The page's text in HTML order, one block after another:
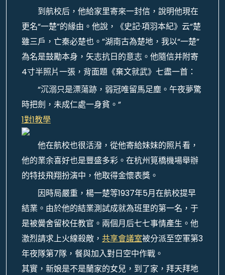
到航校后，他給家里寄來一封信，說明他現在
更名“一楚”的緣由。他說，《史記·項羽本紀》云“楚
雖三戶，亡秦必楚也。”湖南古為楚地，我以“一楚”
為名是鼓勵本身，矢志抗日的意志。他隨信并附寄
4寸半照片一張，背面題《棄文就武》七盡一首：
“沉溺只是漂蕩跡，弱冠唯留馬足塵。午夜夢驚
時把劍，未成仁處一身貧。”
1對1教學
他在航校也很活潑，從他寄給妹妹的照片看，
他的業余喜好也是豐盛多彩。在杭州筧橋機場舉辦
的特技飛翔扮演中，他取得金懷表獎。
因時局嚴重，楊一楚等1937年5月在航校提早
結業。由於他的結業測試成就為班里的第一名，于
是被黌舍留校任教官。兩個月后七七事情產生。他
激烈請求上火線殺敵， 共享會議室被分派至空軍第3
年夜隊第7隊，餐與加入對日空中作戰。
其實，新娘是不是蘭家的女兒，到了家，拜天拜地